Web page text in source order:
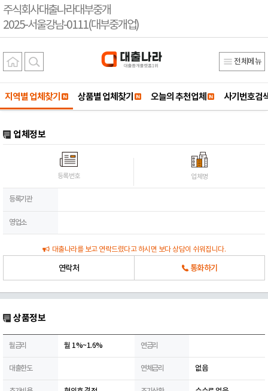
주식회사대출나라대부중개
2025-서울강남-0111(대부중개업)
전체메뉴
지역별 업체찾기 상품별 업체찾기 오늘의 추천업체 사기번호검
업체정보
등록번호 업체명
등록기관
영업소
대출나라를 보고 연락드렸다고 하시면 보다 상담이 쉬워집니다.
연락처 통화하기
상품정보
월금리 월 1%~1.6% 연금리
대출한도 연체금리 없음